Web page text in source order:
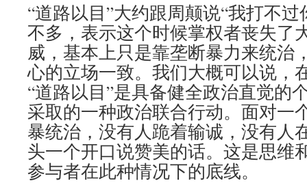
“道路以目”大约跟周颠说“我打不
不多，表示这个时候掌权者丧失了
威，基本上只是靠垄断暴力来统治
心的立场一致。我们大概可以说，
“道路以目”是具备健全政治直觉的
采取的一种政治联合行动。面对一
暴统治，没有人跪着输诚，没有人
头一个开口说赞美的话。这是思维
参与者在此种情况下的底线。